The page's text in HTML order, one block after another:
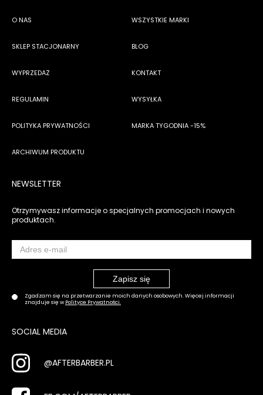
O NAS WSZYSTKIE MARKI
SKLEP STACJONARNY BLOG
WYPRZEDAŻ KONTAKT
REGULAMIN WYSYŁKA
POLITYKA PRYWATNOŚCI MARKA TYGODNIA -15%
ARCHIWUM PRODUKTU
NEWSLETTER
Otrzymywasz informacje o specjalnych promocjach i nowych
produktach.
Zgadzam się na przetwarzanie moich danych osobowych. Więcej informacji
znajduje się wPolityce Prywatności.
SOCIAL MEDIA
@AFTERBARBER.PL